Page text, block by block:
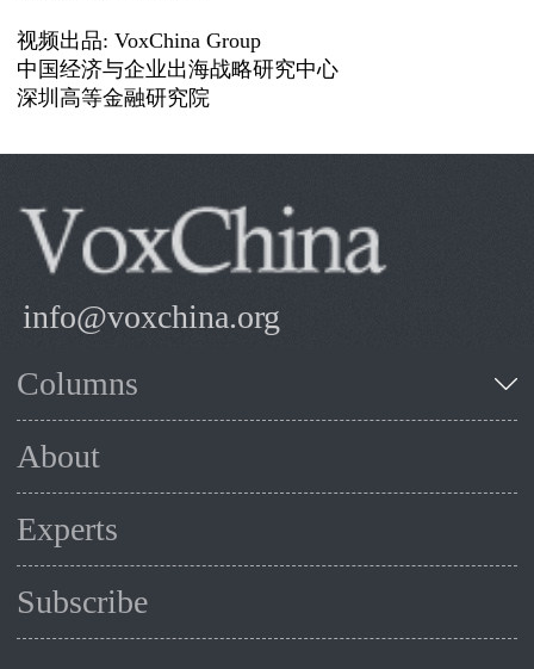
视频出品: VoxChina Group
中国经济与企业出海战略研究中心
深圳高等金融研究院
info@voxchina.org
Columns
About
Experts
Subscribe